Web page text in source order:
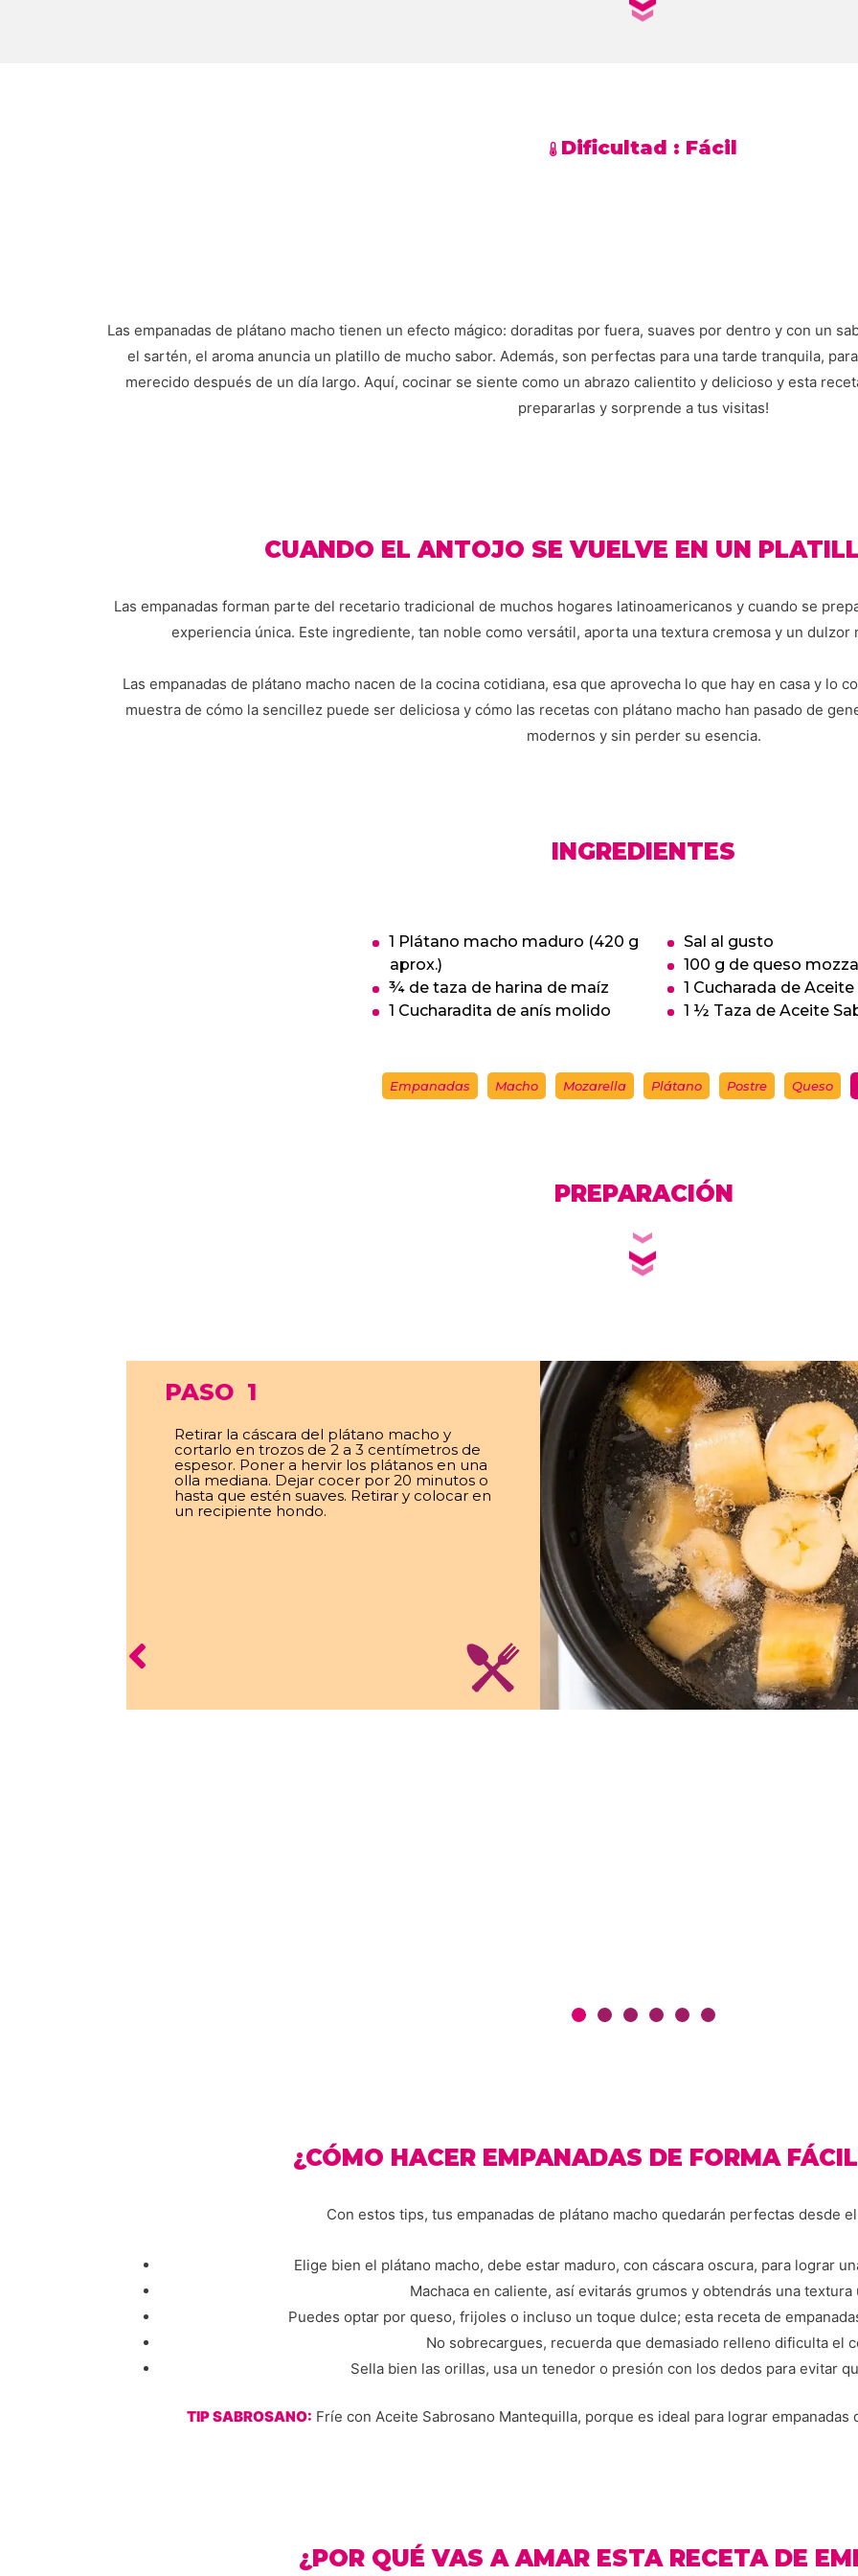
Dificultad : Fácil
Las empanadas de plátano macho tienen un efecto mágico: doraditas por fuera, suaves por dentro y con un
el sartén, el aroma anuncia un platillo de mucho sabor. Además, son perfectas para una tarde tranquila,
merecido después de un día largo. Aquí, cocinar se siente como un abrazo calientito y delicioso y esta
prepararlas y sorprende a tus visitas!
CUANDO EL ANTOJO SE VUELVE EN UN
Las empanadas forman parte del recetario tradicional de muchos hogares latinoamericanos y cuando se
experiencia única. Este ingrediente, tan noble como versátil, aporta una textura cremosa y un
Las empanadas de plátano macho nacen de la cocina cotidiana, esa que aprovecha lo que hay en casa y lo
muestra de cómo la sencillez puede ser deliciosa y cómo las recetas con plátano macho han pasado de
modernos y sin perder su esencia.
INGREDIENTES
1 Plátano macho maduro (420 g
aprox.)
¾ de taza de harina de maíz
1 Cucharadita de anís molido
Sal al gusto
100 g de queso
1 Cucharada de
1 ½ Taza de Aceite
Empanadas Macho Mozarella Plátano Postre Queso
PREPARACIÓN
PASO 1
Retirar la cáscara del plátano macho y
cortarlo en trozos de 2 a 3 centímetros de
espesor. Poner a hervir los plátanos en una
olla mediana. Dejar cocer por 20 minutos o
hasta que estén suaves. Retirar y colocar en
un recipiente hondo.
¿CÓMO HACER EMPANADAS DE FORMA
Con estos tips, tus empanadas de plátano macho quedarán perfectas desde
Elige bien el plátano macho, debe estar maduro, con cáscara oscura, para lograr
Machaca en caliente, así evitarás grumos y obtendrás una textura
Puedes optar por queso, frijoles o incluso un toque dulce; esta receta de
No sobrecargues, recuerda que demasiado relleno dificulta el
Sella bien las orillas, usa un tenedor o presión con los dedos para evitar
TIP SABROSANO: Fríe con Aceite Sabrosano Mantequilla, porque es ideal para lograr empanadas
¿POR QUÉ VAS A AMAR ESTA RECETA DE